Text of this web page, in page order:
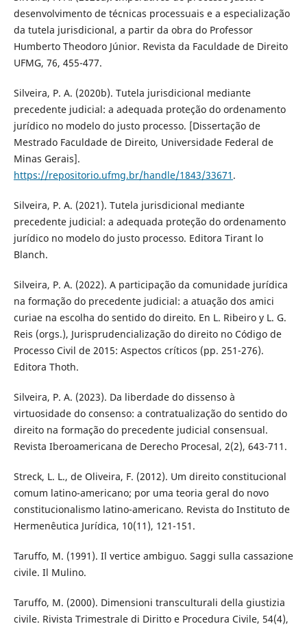
desenvolvimento de técnicas processuais e a especialização
da tutela jurisdicional, a partir da obra do Professor
Humberto Theodoro Júnior. Revista da Faculdade de Direito
UFMG, 76, 455-477.
Silveira, P. A. (2020b). Tutela jurisdicional mediante
precedente judicial: a adequada proteção do ordenamento
jurídico no modelo do justo processo. [Dissertação de
Mestrado Faculdade de Direito, Universidade Federal de
Minas Gerais].
https://repositorio.ufmg.br/handle/1843/33671 .
Silveira, P. A. (2021). Tutela jurisdicional mediante
precedente judicial: a adequada proteção do ordenamento
jurídico no modelo do justo processo. Editora Tirant lo
Blanch.
Silveira, P. A. (2022). A participação da comunidade jurídica
na formação do precedente judicial: a atuação dos amici
curiae na escolha do sentido do direito. En L. Ribeiro y L. G.
Reis (orgs.), Jurisprudencialização do direito no Código de
Processo Civil de 2015: Aspectos críticos (pp. 251-276).
Editora Thoth.
Silveira, P. A. (2023). Da liberdade do dissenso à
virtuosidade do consenso: a contratualização do sentido do
direito na formação do precedente judicial consensual.
Revista Iberoamericana de Derecho Procesal, 2(2), 643-711.
Streck, L. L., de Oliveira, F. (2012). Um direito constitucional
comum latino-americano; por uma teoria geral do novo
constitucionalismo latino-americano. Revista do Instituto de
Hermenêutica Jurídica, 10(11), 121-151.
Taruffo, M. (1991). Il vertice ambiguo. Saggi sulla cassazione
civile. Il Mulino.
Taruffo, M. (2000). Dimensioni transculturali della giustizia
civile. Rivista Trimestrale di Diritto e Procedura Civile, 54(4),